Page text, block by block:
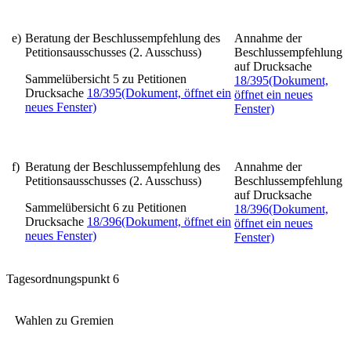
e) Beratung der Beschlussempfehlung des
Petitionsausschusses (2. Ausschuss)
Sammelübersicht 5 zu Petitionen
Drucksache 18/395(Dokument, öffnet ein
neues Fenster)
Annahme der
Beschlussempfehlung
auf Drucksache
18/395(Dokument,
öffnet ein neues
Fenster)
f) Beratung der Beschlussempfehlung des
Petitionsausschusses (2. Ausschuss)
Sammelübersicht 6 zu Petitionen
Drucksache 18/396(Dokument, öffnet ein
neues Fenster)
Annahme der
Beschlussempfehlung
auf Drucksache
18/396(Dokument,
öffnet ein neues
Fenster)
Tagesordnungspunkt 6
Wahlen zu Gremien